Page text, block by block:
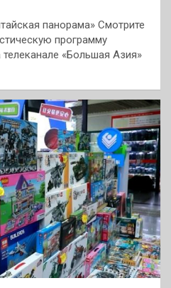
панорама» Смотрите
программу
«Большая Азия»